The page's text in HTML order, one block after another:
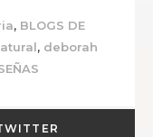
, BLOGS DE
, deborah